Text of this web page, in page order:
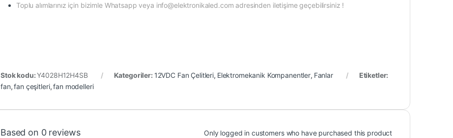
Toplu alımlarınız için bizimle Whatsapp veya info@elektronikaled.com adresinden iletişime geçebilirsiniz !
Stok kodu:Y4028H12H4SB Kategoriler: 12VDC Fan Çelitleri, Elektromekanik Kompanentler, Fanlar
Etiketler:
fan,fan çeşitleri,fan modelleri
Based on 0 reviews
Only logged in customers who have purchased this product